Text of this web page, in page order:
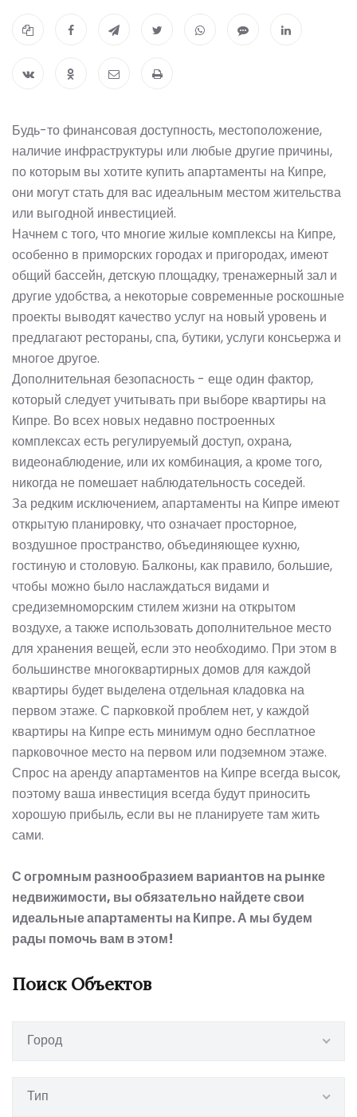
Будь-то финансовая доступность, местоположение,
наличие инфраструктуры или любые другие причины,
по которым вы хотите купить апартаменты на Кипре,
они могут стать для вас идеальным местом жительства
или выгодной инвестицией.
Начнем с того, что многие жилые комплексы на Кипре,
особенно в приморских городах и пригородах, имеют
общий бассейн, детскую площадку, тренажерный зал и
другие удобства, а некоторые современные роскошные
проекты выводят качество услуг на новый уровень и
предлагают рестораны, спа, бутики, услуги консьержа и
многое другое.
Дополнительная безопасность - еще один фактор,
который следует учитывать при выборе квартиры на
Кипре. Во всех новых недавно построенных
комплексах есть регулируемый доступ, охрана,
видеонаблюдение, или их комбинация, а кроме того,
никогда не помешает наблюдательность соседей.
За редким исключением, апартаменты на Кипре имеют
открытую планировку, что означает просторное,
воздушное пространство, объединяющее кухню,
гостиную и столовую. Балконы, как правило, большие,
чтобы можно было наслаждаться видами и
средиземноморским стилем жизни на открытом
воздухе, а также использовать дополнительное место
для хранения вещей, если это необходимо. При этом в
большинстве многоквартирных домов для каждой
квартиры будет выделена отдельная кладовка на
первом этаже. С парковкой проблем нет, у каждой
квартиры на Кипреесть минимум одно бесплатное
парковочное место на первом или подземном этаже.
Спрос на аренду апартаментов на Кипре всегда высок,
поэтому ваша инвестиция всегда будут приносить
хорошую прибыль, если вы не планируете там жить
сами.
С огромным разнообразием вариантов на рынке
недвижимости, вы обязательно найдете свои
идеальные апартаменты на Кипре. А мы будем
рады помочь вам в этом!
Поиск Объектов
Город
Тип